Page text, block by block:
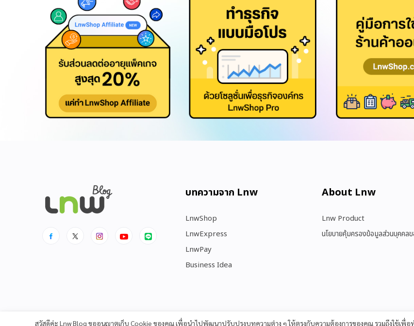
บทความจาก Lnw
LnwShop
LnwExpress
LnwPay
Business Idea
About Lnw​
Lnw Product
นโยบายคุ้มครองข้อมูลส่วนบุคคล
สวัสดีค่ะ Lnw Blog ขออนุญาตเก็บ Cookie ของคุณ เพื่อนำไปพัฒนาปรับปรุงบทความต่าง ๆ ให้ตรงกับความต้องการของคุณ รวมถึงใช้เพื่อ